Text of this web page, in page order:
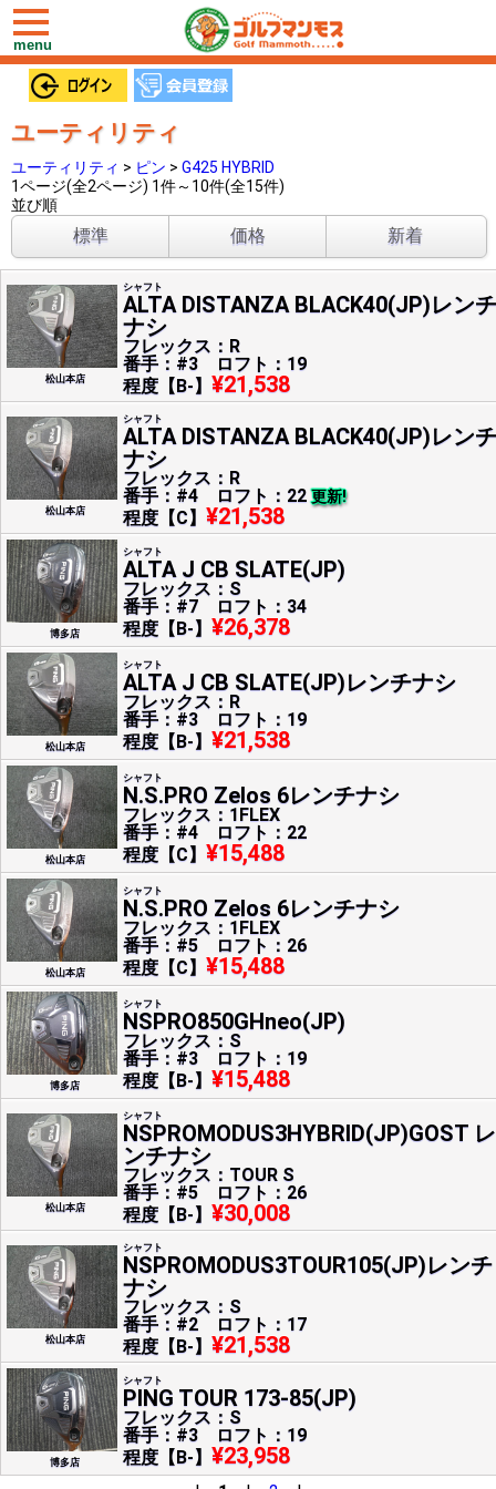
toggle
navigation
menu
ユーティリティ
ユーティリティ > ピン > G425 HYBRID
1ページ(全2ページ) 1件～10件(全15件)
並び順
標準 価格 新着
松山本店
シャフト
ALTA DISTANZA BLACK40(JP)レンチ
ナシ
フレックス：R
番手：#3 ロフト：19
程度【B-】 ¥21,538
松山本店
シャフト
ALTA DISTANZA BLACK40(JP)レンチ
ナシ
フレックス：R
番手：#4 ロフト：22更新!
程度【C】 ¥21,538
博多店
シャフト
ALTA J CB SLATE(JP)
フレックス：S
番手：#7 ロフト：34
程度【B-】 ¥26,378
松山本店
シャフト
ALTA J CB SLATE(JP)レンチナシ
フレックス：R
番手：#3 ロフト：19
程度【B-】 ¥21,538
松山本店
シャフト
N.S.PRO Zelos 6レンチナシ
フレックス：1FLEX
番手：#4 ロフト：22
程度【C】 ¥15,488
松山本店
シャフト
N.S.PRO Zelos 6レンチナシ
フレックス：1FLEX
番手：#5 ロフト：26
程度【C】 ¥15,488
博多店
シャフト
NSPRO850GHneo(JP)
フレックス：S
番手：#3 ロフト：19
程度【B-】 ¥15,488
松山本店
シャフト
NSPROMODUS3HYBRID(JP)GOST レ
ンチナシ
フレックス：TOUR S
番手：#5 ロフト：26
程度【B-】 ¥30,008
松山本店
シャフト
NSPROMODUS3TOUR105(JP)レンチ
ナシ
フレックス：S
番手：#2 ロフト：17
程度【B-】 ¥21,538
博多店
シャフト
PING TOUR 173-85(JP)
フレックス：S
番手：#3 ロフト：19
程度【B-】 ¥23,958